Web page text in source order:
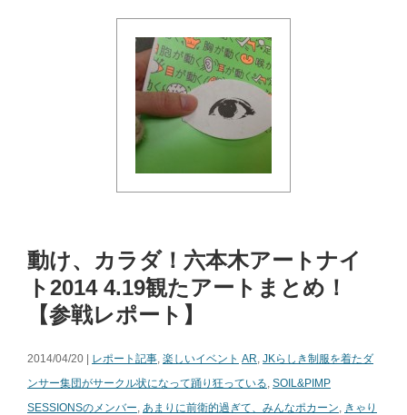
動け、カラダ！六本木アートナイ
ト2014 4.19観たアートまとめ！
【参戦レポート】
2014/04/20 | レポート記事, 楽しいイベント AR, JKらしき制服を着たダ
ンサー集団がサークル状になって踊り狂っている, SOIL&PIMP
SESSIONSのメンバー, あまりに前衛的過ぎて、みんなポカーン, きゃり